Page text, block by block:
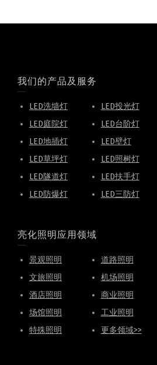
我们的产品及服务
LED洗墙灯 LED投光灯
LED庭院灯
LED台阶灯
LED地插灯
LED壁灯
LED草坪灯
LED照树灯
LED隧道灯
LED扶手灯
LED防爆灯
LED三防灯
亮化照明应用领域
景观照明 道路照明
文旅照明
机场照明
酒店照明
商业照明
场馆照明
工业照明
特殊照明
更多领域>>